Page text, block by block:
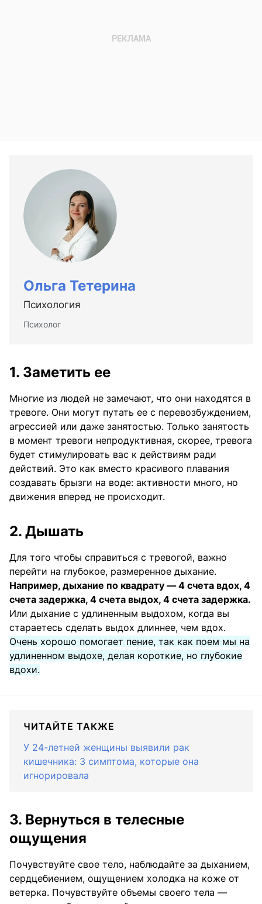
Ольга Тетерина
Психология
Психолог
1. Заметить ее
Многие из людей не замечают, что они находятся в
тревоге. Они могут путать ее с перевозбуждением,
агрессией или даже занятостью. Только занятость
в момент тревоги непродуктивная, скорее, тревога
будет стимулировать вас к действиям ради
действий. Это как вместо красивого плавания
создавать брызги на воде: активности много, но
движения вперед не происходит.
2. Дышать
Для того чтобы справиться с тревогой, важно
перейти на глубокое, размеренное дыхание.
Например, дыхание по квадрату — 4 счета вдох, 4
счета задержка, 4 счета выдох, 4 счета задержка.
Или дыхание с удлиненным выдохом, когда вы
стараетесь сделать выдох длиннее, чем вдох.
Очень хорошо помогает пение, так как поем мы на
удлиненном выдохе, делая короткие, но глубокие
вдохи.
ЧИТАЙТЕ ТАКЖЕ
У 24-летней женщины выявили рак
кишечника: 3 симптома, которые она
игнорировала
3. Вернуться в телесные
ощущения
Почувствуйте свое тело, наблюдайте за дыханием,
сердцебиением, ощущением холодка на коже от
ветерка. Почувствуйте объемы своего тела —